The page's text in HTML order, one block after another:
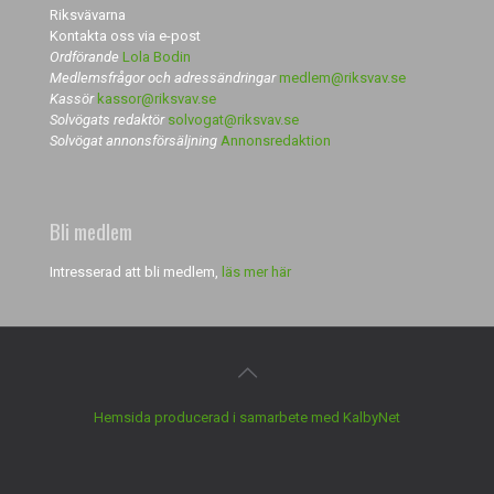
Riksvävarna
Kontakta oss via e-post
Ordförande Lola Bodin
Medlemsfrågor och adressändringarmedlem@riksvav.se
Kassör kassor@riksvav.se
Solvögats redaktör solvogat@riksvav.se
Solvögat annonsförsäljning Annonsredaktion
Bli medlem
Intresserad att bli medlem, läs mer här
Hemsida producerad i samarbete med KalbyNet